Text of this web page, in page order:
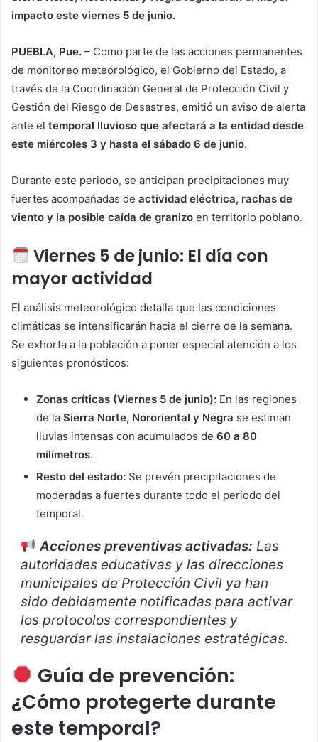
impacto este viernes 5 de junio.
PUEBLA, Pue. – Como parte de las acciones permanentes
de monitoreo meteorológico, el Gobierno del Estado, a
través de la Coordinación General de Protección Civil y
Gestión del Riesgo de Desastres, emitió un aviso de alerta
ante el temporal lluvioso que afectará a la entidad desde
este miércoles 3 y hasta el sábado 6 de junio.
Durante este periodo, se anticipan precipitaciones muy
fuertes acompañadas de actividad eléctrica, rachas de
viento y la posible caída de granizo en territorio poblano.
Viernes 5 de junio: El día con
mayor actividad
El análisis meteorológico detalla que las condiciones
climáticas se intensificarán hacia el cierre de la semana.
Se exhorta a la población a poner especial atención a los
siguientes pronósticos:
Zonas críticas (Viernes 5 de junio): En las regiones
de la Sierra Norte, Nororiental y Negra se estiman
lluvias intensas con acumulados de 60 a 80
milímetros.
Resto del estado: Se prevén precipitaciones de
moderadas a fuertes durante todo el periodo del
temporal.
Acciones preventivas activadas: Las
autoridades educativas y las direcciones
municipales de Protección Civil ya han
sido debidamente notificadas para activar
los protocolos correspondientes y
resguardar las instalaciones estratégicas.
Guía de prevención:
¿Cómo protegerte durante
este temporal?